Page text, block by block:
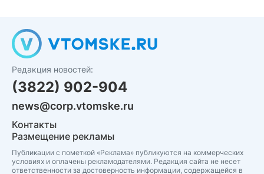
Редакция новостей:
(3822) 902-904
news@corp.vtomske.ru
Контакты
Размещение рекламы
Публикации с пометкой «Реклама» публикуются на коммерческих
условиях и оплачены рекламодателями. Редакция сайта не несет
ответственности за достоверность информации, содержащейся в